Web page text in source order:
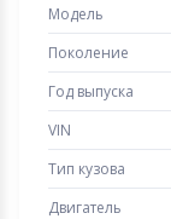
Модель
Поколение
Год выпуска
VIN
Тип кузова
Двигатель